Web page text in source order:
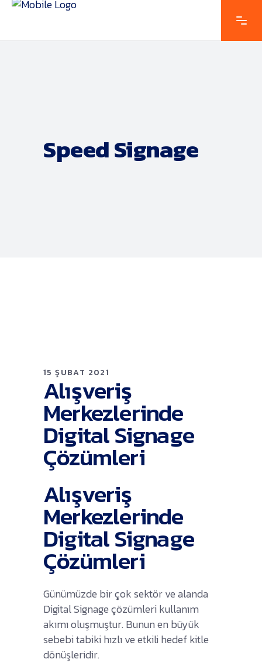
Speed Signage
15 ŞUBAT 2021
Alışveriş
Merkezlerinde
Digital Signage
Çözümleri
Alışveriş
Merkezlerinde
Digital Signage
Çözümleri
Günümüzde bir çok sektör ve alanda
Digital Signage çözümleri kullanım
akımı oluşmuştur. Bunun en büyük
sebebi tabiki hızlı ve etkili hedef kitle
dönüşleridir.